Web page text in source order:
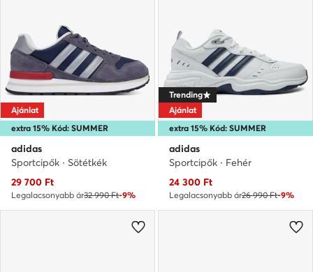
extra 15% Kód: SUMMER
Ajánlat
adidas
Sportcipők · Sötétkék
Aktuális ár
29 700 Ft
Legalacsonyabb ár32 990 Ft-9%
extra 15% Kód: SUMMER
Trending
Ajánlat
adidas
Sportcipők · Fehér
Aktuális ár
24 300 Ft
Legalacsonyabb ár26 990 Ft-9%